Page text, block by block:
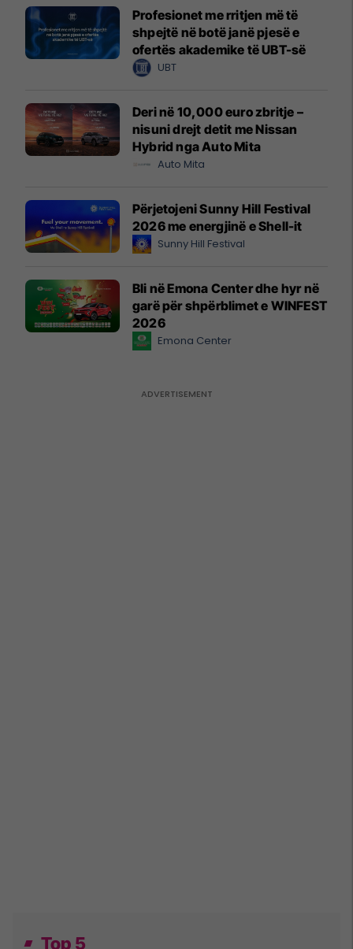
Profesionet me rritjen më të
shpejtë në botë janë pjesë e
ofertës akademike të UBT-së
UBT
Deri në 10,000 euro zbritje –
nisuni drejt detit me Nissan
Hybrid nga Auto Mita
Auto Mita
Përjetojeni Sunny Hill Festival
2026 me energjinë e Shell-it
Sunny Hill Festival
Bli në Emona Center dhe hyr në
garë për shpërblimet e WINFEST
2026
Emona Center
Top 5